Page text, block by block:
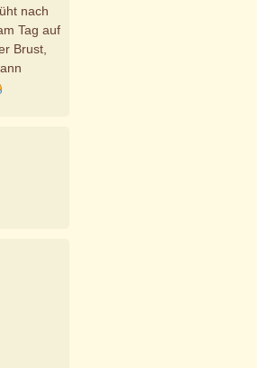
nach
Tag auf
Brust,